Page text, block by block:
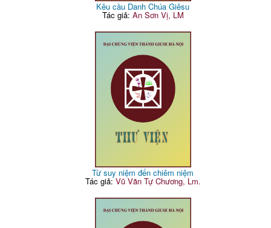
Kêu cầu Danh Chúa Giêsu
Tác giả: An Sơn Vị, LM
Từ suy niệm đến chiêm niệm
Tác giả:Vũ Văn Tự Chương, Lm.